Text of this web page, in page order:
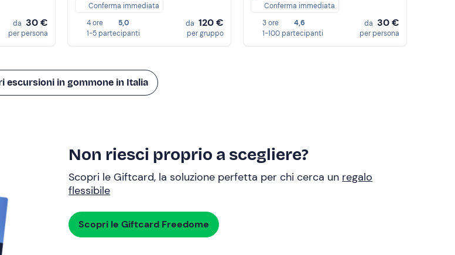
da 30 €
per persona
Conferma immediata
4 ore
5,0
1-5 partecipanti
da 120 €
per gruppo
Conferma immediata
3 ore
4,6
1-100 partecipanti
da 30 €
per persona
escursioni in gommone in Italia
Non riesci proprio a scegliere?
Scopri le Giftcard, la soluzione perfetta per chi cerca un regalo
flessibile
Scopri le Giftcard Freedome